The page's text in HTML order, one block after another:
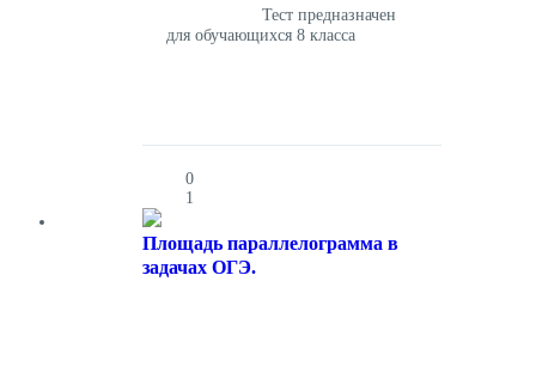
Тест предназначен
для обучающихся 8 класса
0
1
Площадь параллелограмма в
задачах ОГЭ.